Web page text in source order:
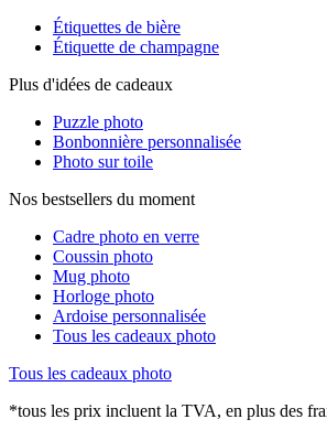
Étiquettes de bière
Étiquette de champagne
Plus d'idées de cadeaux
Puzzle photo
Bonbonnière personnalisée
Photo sur toile
Nos bestsellers du moment
Cadre photo en verre
Coussin photo
Mug photo
Horloge photo
Ardoise personnalisée
Tous les cadeaux photo
Tous les cadeaux photo
*tous les prix incluent la TVA, en plus des